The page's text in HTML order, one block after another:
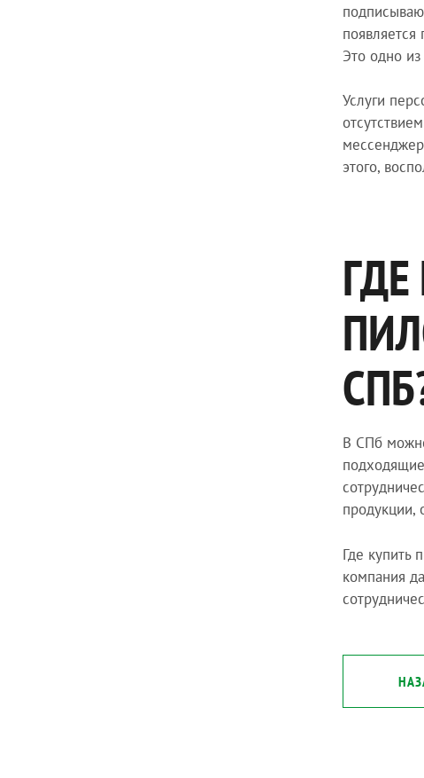
Это одно
Услуги
этого,
В СПб
продукции,
Где купить
компания